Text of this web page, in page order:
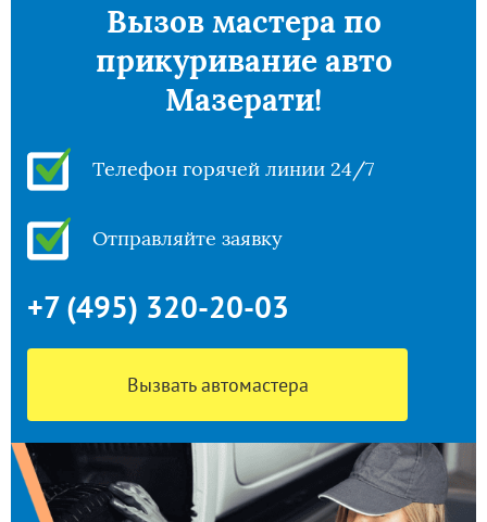
Вызов мастера по
прикуривание авто
Мазерати!
Телефон горячей линии 24/7
Отправляйте заявку
+7 (495) 320-20-03
Вызвать автомастера